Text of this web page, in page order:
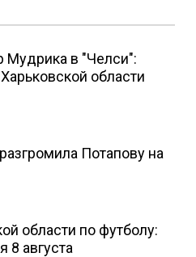
Мудрика в "Челси":
области
Потапову на
области по футболу:
8 августа